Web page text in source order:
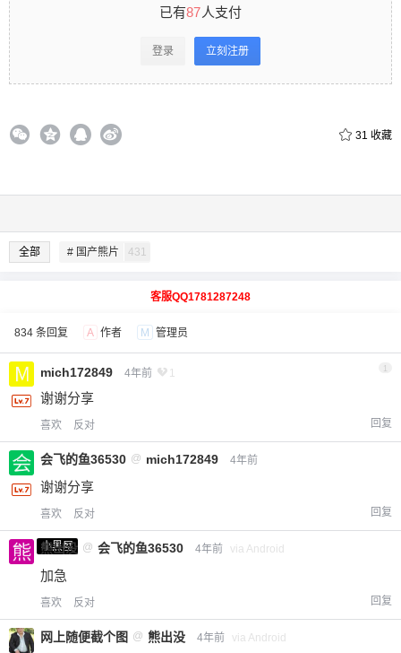
已有87人支付
登录 立刻注册
31 收藏
全部 # 国产熊片 431
客服QQ1781287248
834 条回复 A 作者 M 管理员
mich172849 4年前 1 1
谢谢分享
喜欢 反对 回复
会飞的鱼36530 @ mich172849 4年前
谢谢分享
喜欢 反对 回复
小黑屋
熊出没 @ 会飞的鱼36530 4年前 via Android
加急
喜欢 反对 回复
网上随便截个图 @ 熊出没 4年前 via Android